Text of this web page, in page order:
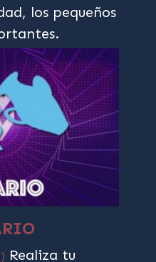
los pequeños
Realiza tu